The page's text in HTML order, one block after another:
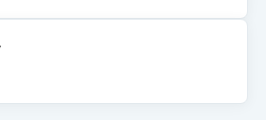
je 5 z 5 hvězdiček.